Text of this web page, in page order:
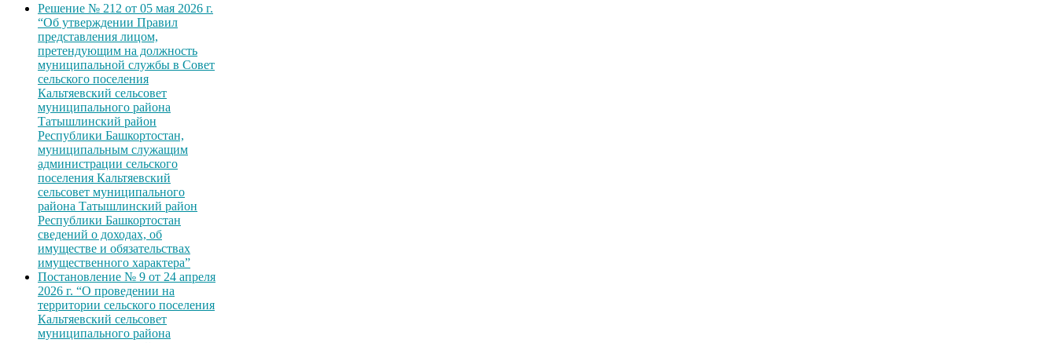
Решение № 212 от 05 мая 2026 г.
“Об утверждении Правил
представления лицом,
претендующим на должность
муниципальной службы в Совет
сельского поселения
Кальтяевский сельсовет
муниципального района
Татышлинский район
Республики Башкортостан,
муниципальным служащим
администрации сельского
поселения Кальтяевский
сельсовет муниципального
района Татышлинский район
Республики Башкортостан
сведений о доходах, об
имуществе и обязательствах
имущественного характера”
Постановление № 9 от 24 апреля
2026 г. “О проведении на
территории сельского поселения
Кальтяевский сельсовет
муниципального района